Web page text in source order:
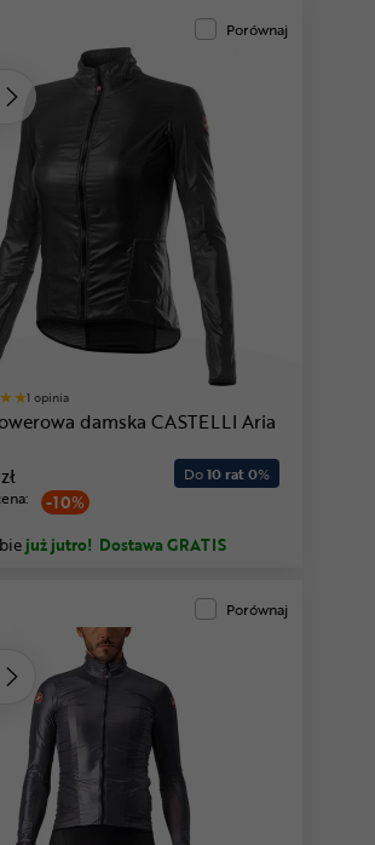
Porównaj
1 opinia
damska CASTELLI Aria
-10%
Do10 rat 0%
już jutro! Dostawa GRATIS
Porównaj